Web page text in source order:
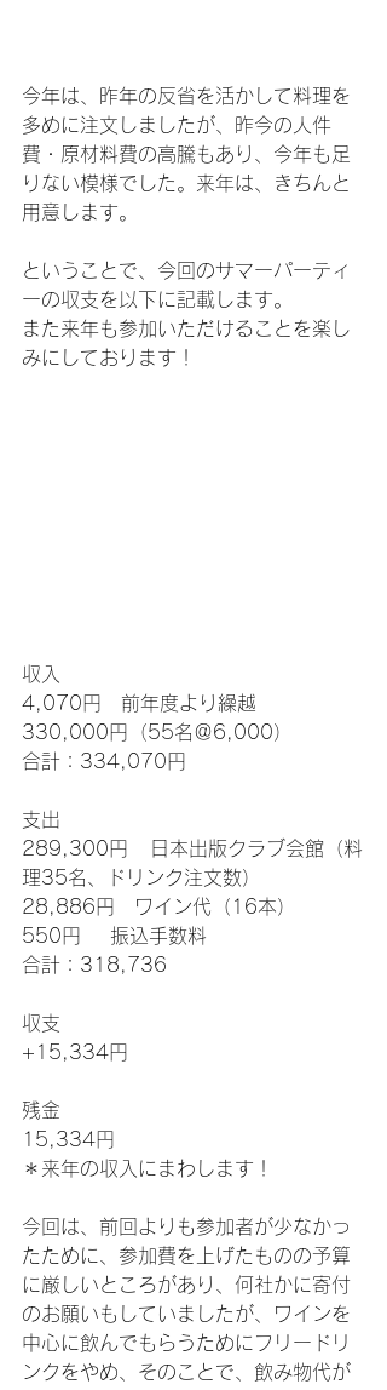
今年は、昨年の反省を活かして料理を
多めに注文しましたが、昨今の人件
費・原材料費の高騰もあり、今年も足
りない模様でした。来年は、きちんと
用意します。
ということで、今回のサマーパーティ
ーの収支を以下に記載します。
また来年も参加いただけることを楽し
みにしております！
収入
4,070円　前年度より繰越
330,000円（55名＠6,000）
合計：334,070円
支出
289,300円   日本出版クラブ会館（料
理35名、ドリンク注文数）
28,886円　ワイン代（16本）
550円    振込手数料
合計：318,736
収支
+15,334円
残金
15,334円
＊来年の収入にまわします！
今回は、前回よりも参加者が少なかっ
たために、参加費を上げたものの予算
に厳しいところがあり、何社かに寄付
のお願いもしていましたが、ワインを
中心に飲んでもらうためにフリードリ
ンクをやめ、そのことで、飲み物代が